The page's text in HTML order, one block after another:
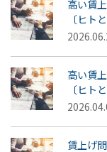
高い賃
〔ヒト
高い賃
〔ヒト
賃上げ